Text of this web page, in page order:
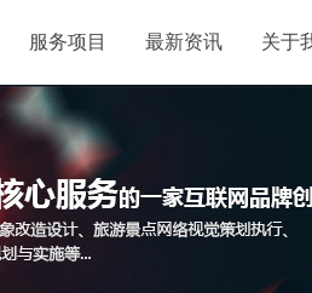
服务项目 最新资讯 关于